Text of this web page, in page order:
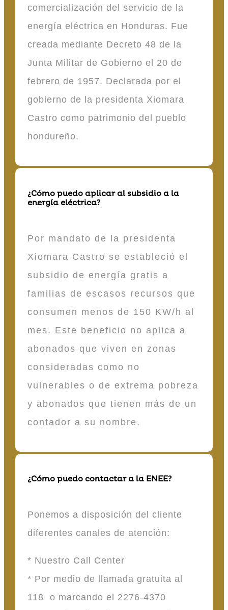
comercialización del servicio de la
energía eléctrica en Honduras. Fue
creada mediante Decreto 48 de la
Junta Militar de Gobierno el 20 de
febrero de 1957. Declarada por el
gobierno de la presidenta Xiomara
Castro como patrimonio del pueblo
hondureño.
¿Cómo puedo aplicar al subsidio a la
energía eléctrica?
Por mandato de la presidenta
Xiomara Castro se estableció el
subsidio de energía gratis a
familias de escasos recursos que
consumen menos de 150 KW/h al
mes. Este beneficio no aplica a
abonados que viven en zonas
consideradas como no
vulnerables o de extrema pobreza
y abonados que tienen más de un
contador a su nombre.
¿Cómo puedo contactar a la ENEE?
Ponemos a disposición del cliente
diferentes canales de atención:
* Nuestro Call Center
* Por medio de llamada gratuita al
118 o marcando el 2276-4370